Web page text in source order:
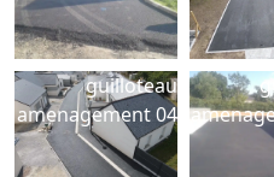
guilloteau
amenagement 04